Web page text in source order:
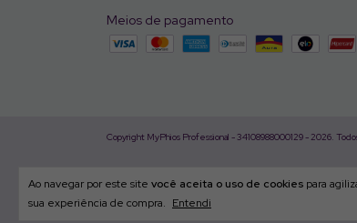
Ao navegar por este site você aceita o uso de cookies para
sua experiência de compra. Entendi
Meios de pagamento
Copyright MyPhios Professional - 34108988000129 - 2026.